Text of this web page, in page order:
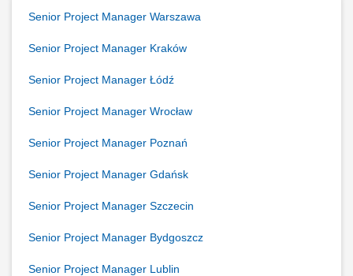
Senior Project Manager Warszawa
Senior Project Manager Kraków
Senior Project Manager Łódź
Senior Project Manager Wrocław
Senior Project Manager Poznań
Senior Project Manager Gdańsk
Senior Project Manager Szczecin
Senior Project Manager Bydgoszcz
Senior Project Manager Lublin